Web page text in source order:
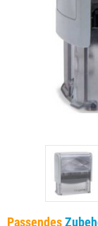
Passendes